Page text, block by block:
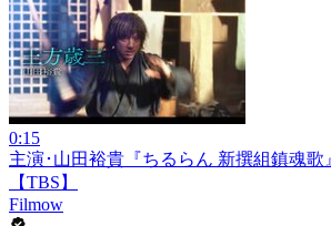
0:15
主演･山田裕貴『ちるらん 新撰組鎮魂歌
【TBS】
Filmow